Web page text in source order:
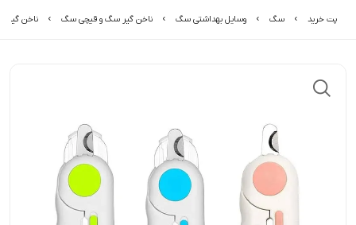
پت خرید سگ وسایل بهداشتی سگ ناخن گیر سگ و قیچی سگ ناخن گیر